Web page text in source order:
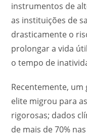
instrumentos de
as instituições de
drasticamente o
prolongar a vida
o tempo de
Recentemente,
elite migrou para
rigorosas; dados
de mais de 70%